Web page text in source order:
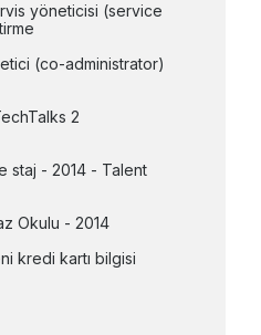
yöneticisi (service
(co-administrator)
2
staj - 2014 - Talent
Okulu - 2014
kredi kartı bilgisi